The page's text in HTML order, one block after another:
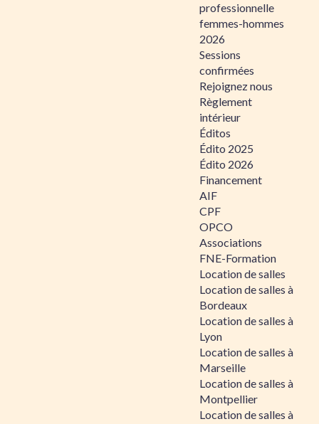
professionnelle
femmes-hommes
2026
Sessions
confirmées
Rejoignez nous
Règlement
intérieur
Éditos
Édito 2025
Édito 2026
Financement
AIF
CPF
OPCO
Associations
FNE-Formation
Location de salles
Location de salles à
Bordeaux
Location de salles à
Lyon
Location de salles à
Marseille
Location de salles à
Montpellier
Location de salles à